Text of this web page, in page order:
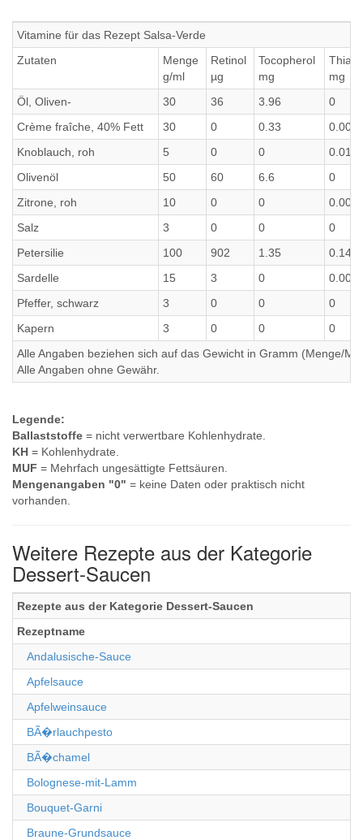
Vitamine für das Rezept Salsa-Verde
Zutaten
Menge
g/ml
Retinol
µg
Tocopherol
mg
mg
Öl, Oliven-
30 36 3.96
0
Crème fraîche, 40% Fett
30 0 0.33
0.009
Knoblauch, roh
5 0 0
0.01
Olivenöl
50 60 6.6
0
Zitrone, roh
10 0 0
0.005
Salz
3 0 0
0
Petersilie
100 902 1.35
0.14
Sardelle
15 3 0
0.003
Pfeffer, schwarz
3 0 0
0
Kapern
3 0 0
0
Alle Angaben beziehen sich auf das Gewicht in Gramm (Menge/
Alle Angaben ohne Gewähr.
Legende:
Ballaststoffe = nicht verwertbare Kohlenhydrate.
KH = Kohlenhydrate.
MUF = Mehrfach ungesättigte Fettsäuren.
Mengenangaben "0" = keine Daten oder praktisch nicht
vorhanden.
Weitere Rezepte aus der Kategorie
Dessert-Saucen
Rezepte aus der Kategorie Dessert-Saucen
Rezeptname
Andalusische-Sauce
Apfelsauce
Apfelweinsauce
BÃ�rlauchpesto
BÃ�chamel
Bolognese-mit-Lamm
Bouquet-Garni
Braune-Grundsauce